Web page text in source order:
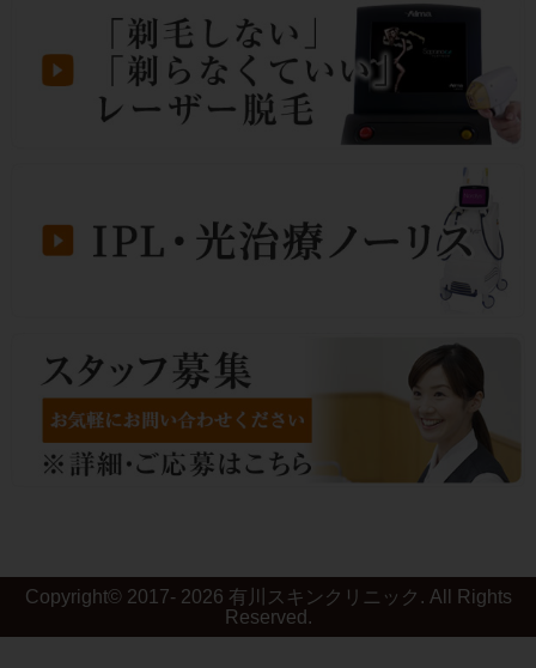
皮膚科土曜診察について
土曜の皮膚科の受付は11時30分で終了します。
院長1診のため待ち時間は1~2時間です。
平日（月曜木曜）午前の皮膚科診療について
10時30分以降は非常勤医師1診になりますので
ご了承ください。午前中診察の方で院長希望の
場合は10：30までに受付をお願いします。
小児の食物アレルギー検査について
当院では、小学生以下のお子様の食物アレルギ
ーの検査、食事指導は行っておりません。
当院で、専門医の紹介状のみを希望される方に
ついても、
Copyright© 2017- 2026 有川スキンクリニック . All Rights
Reserved.